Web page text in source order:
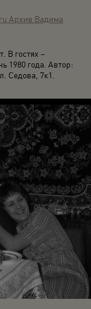
Архив Вадима
В гостях –
1980 года. Автор:
Седова, 7к1.